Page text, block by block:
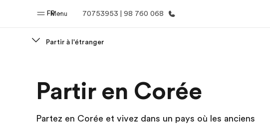
Menu
FR 70753953 | 98 760 068
Bienvenue chez EF Nos offres
Partir à l'étranger
Partir en Corée
Partez en Corée et vivez dans un pays où les anciens